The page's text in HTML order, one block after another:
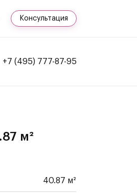
Консультация
+7 (495) 777-87-95
м²
40.87 м²